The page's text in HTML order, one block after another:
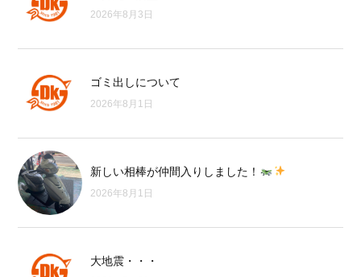
2026年8月3日
ゴミ出しについて
2026年8月1日
新しい相棒が仲間入りしました！
2026年8月1日
大地震・・・